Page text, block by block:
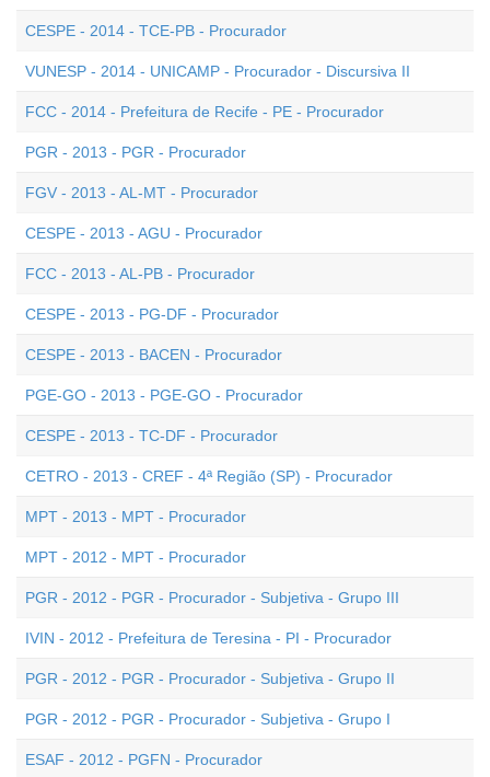
CESPE - 2014 - TCE-PB - Procurador
VUNESP - 2014 - UNICAMP - Procurador - Discursiva II
FCC - 2014 - Prefeitura de Recife - PE - Procurador
PGR - 2013 - PGR - Procurador
FGV - 2013 - AL-MT - Procurador
CESPE - 2013 - AGU - Procurador
FCC - 2013 - AL-PB - Procurador
CESPE - 2013 - PG-DF - Procurador
CESPE - 2013 - BACEN - Procurador
PGE-GO - 2013 - PGE-GO - Procurador
CESPE - 2013 - TC-DF - Procurador
CETRO - 2013 - CREF - 4ª Região (SP) - Procurador
MPT - 2013 - MPT - Procurador
MPT - 2012 - MPT - Procurador
PGR - 2012 - PGR - Procurador - Subjetiva - Grupo III
IVIN - 2012 - Prefeitura de Teresina - PI - Procurador
PGR - 2012 - PGR - Procurador - Subjetiva - Grupo II
PGR - 2012 - PGR - Procurador - Subjetiva - Grupo I
ESAF - 2012 - PGFN - Procurador